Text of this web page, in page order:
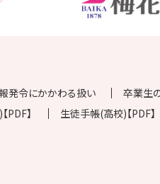
発令にかかわる扱い
卒業生
PDF】
生徒手帳(高校)【PDF】